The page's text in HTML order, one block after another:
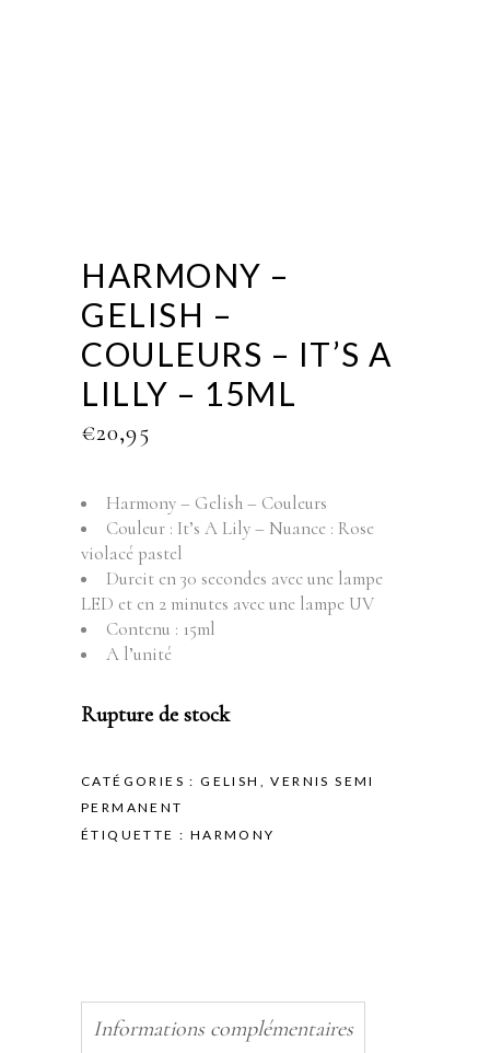
HARMONY –
GELISH –
COULEURS – IT’S A
LILLY – 15ML
€20,95
Harmony – Gelish – Couleurs
Couleur : It’s A Lily – Nuance : Rose
violacé pastel
Durcit en 30 secondes avec une lampe
LED et en 2 minutes avec une lampe UV
Contenu : 15ml
A l’unité
Rupture de stock
CATÉGORIES :GELISH ,VERNIS SEMI
PERMANENT
ÉTIQUETTE : HARMONY
Informations complémentaires